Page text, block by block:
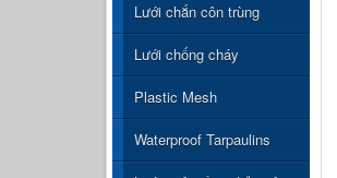
Lưới chắn côn trùng
Lưới chống cháy
Plastic Mesh
Waterproof Tarpaulins